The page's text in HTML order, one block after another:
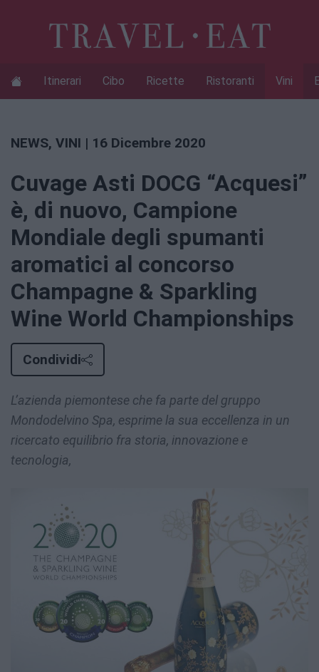
Itinerari Cibo Ricette Ristoranti Vini
NEWS, VINI | 16 Dicembre 2020
Cuvage Asti DOCG “Acquesi”
è, di nuovo, Campione
Mondiale degli spumanti
aromatici al concorso
Champagne & Sparkling
Wine World Championships
Condividi
L’azienda piemontese che fa parte del gruppo
Mondodelvino Spa, esprime la sua eccellenza in un
ricercato equilibrio fra storia, innovazione e
tecnologia,